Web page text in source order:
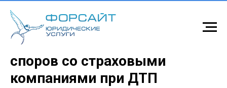
Помощь в разрешении
споров со страховыми
компаниями при ДТП